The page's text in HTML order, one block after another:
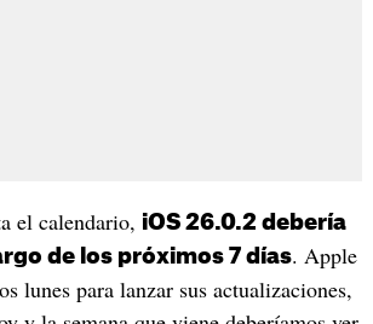
el calendario, iOS 26.0.2 debería
de los próximos 7 días. Apple
lunes para lanzar sus actualizaciones,